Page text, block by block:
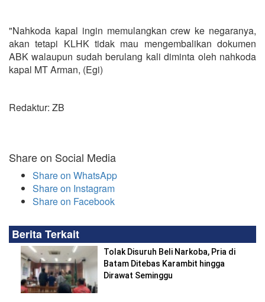
"Nahkoda kapal ingin memulangkan crew ke negaranya,
akan tetapi KLHK tidak mau mengembalikan dokumen
ABK walaupun sudah berulang kali diminta oleh nahkoda
kapal MT Arman, (Egi)
Redaktur: ZB
Share on Social Media
Share on WhatsApp
Share on Instagram
Share on Facebook
Berita Terkait
Tolak Disuruh Beli Narkoba, Pria di
Batam Ditebas Karambit hingga
Dirawat Seminggu